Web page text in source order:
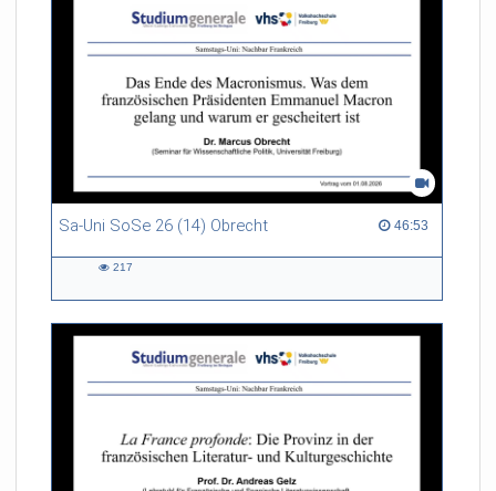
Sa-Uni SoSe 26 (14) Obrecht 46:53
46:53 duration
217